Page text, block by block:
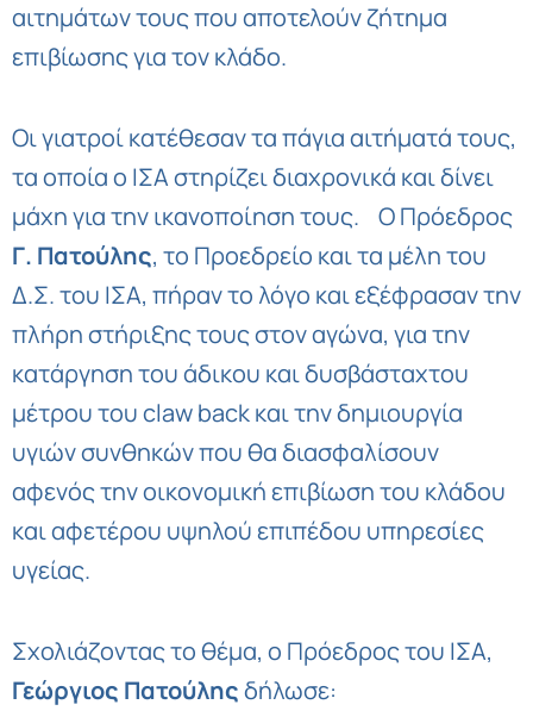
αιτημάτων τους που αποτελούν ζήτημα
επιβίωσης για τον κλάδο.
Οι γιατροί κατέθεσαν τα πάγια αιτήματά τους,
τα οποία ο ΙΣΑ στηρίζει διαχρονικά και δίνει
μάχη για την ικανοποίηση τους. Ο Πρόεδρος
Γ. Πατούλης, το Προεδρείο και τα μέλη του
Δ.Σ. του ΙΣΑ, πήραν το λόγο και εξέφρασαν την
πλήρη στήριξης τους στον αγώνα, για την
κατάργηση του άδικου και δυσβάσταχτου
μέτρου του claw back και την δημιουργία
υγιών συνθηκών που θα διασφαλίσουν
αφενός την οικονομική επιβίωση του κλάδου
και αφετέρου υψηλού επιπέδου υπηρεσίες
υγείας.
Σχολιάζοντας το θέμα, ο Πρόεδρος του ΙΣΑ,
Γεώργιος Πατούληςδήλωσε: